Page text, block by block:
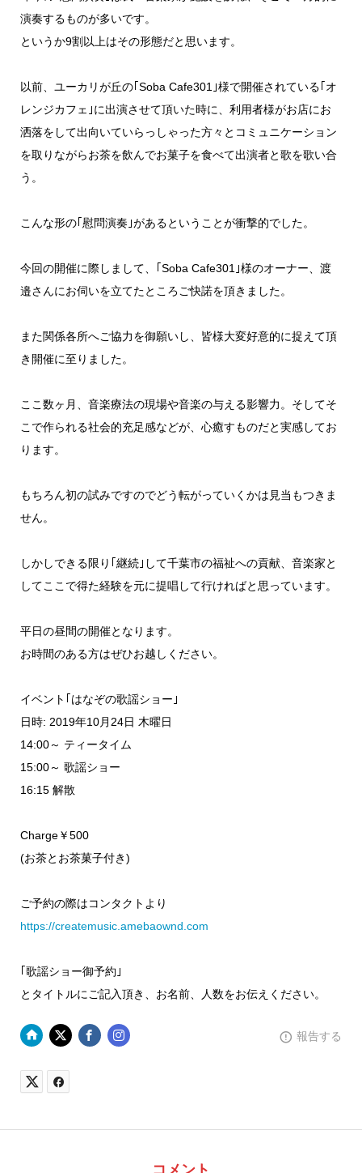
演奏するものが多いです。
というか9割以上はその形態だと思います。
以前、ユーカリが丘の｢Soba Cafe301｣様で開催されている｢オ
レンジカフェ｣に出演させて頂いた時に、利用者様がお店にお
洒落をして出向いていらっしゃった方々とコミュニケーション
を取りながらお茶を飲んでお菓子を食べて出演者と歌を歌い合
う。
こんな形の｢慰問演奏｣があるということが衝撃的でした。
今回の開催に際しまして、｢Soba Cafe301｣様のオーナー、渡
邉さんにお伺いを立てたところご快諾を頂きました。
また関係各所へご協力を御願いし、皆様大変好意的に捉えて頂
き開催に至りました。
ここ数ヶ月、音楽療法の現場や音楽の与える影響力。そしてそ
こで作られる社会的充足感などが、心癒すものだと実感してお
ります。
もちろん初の試みですのでどう転がっていくかは見当もつきま
せん。
しかしできる限り｢継続｣して千葉市の福祉への貢献、音楽家と
してここで得た経験を元に提唱して行ければと思っています。
平日の昼間の開催となります。
お時間のある方はぜひお越しください。
イベント｢はなぞの歌謡ショー｣
日時: 2019年10月24日 木曜日
14:00～ ティータイム
15:00～ 歌謡ショー
16:15 解散
Charge￥500
(お茶とお茶菓子付き)
ご予約の際はコンタクトより
https://createmusic.amebaownd.com
｢歌謡ショー御予約｣
とタイトルにご記入頂き、お名前、人数をお伝えください。
報告する